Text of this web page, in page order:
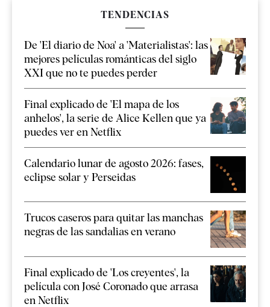
TENDENCIAS
De 'El diario de Noa' a 'Materialistas': las
mejores películas románticas del siglo
XXI que no te puedes perder
Final explicado de 'El mapa de los
anhelos', la serie de Alice Kellen que ya
puedes ver en Netflix
Calendario lunar de agosto 2026: fases,
eclipse solar y Perseidas
Trucos caseros para quitar las manchas
negras de las sandalias en verano
Final explicado de 'Los creyentes', la
película con José Coronado que arrasa
en Netflix